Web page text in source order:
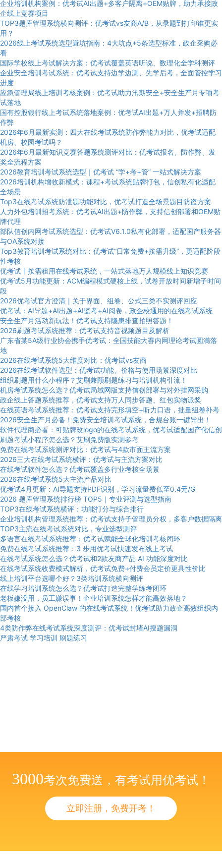
企业培训机构案例：优考试AI出题+多客户隔离+OEM贴牌，助力承接政
企线上竞赛项目
TOP3题库管理系统横向测评：优考试vs友商A/B，从录题到打印谁更实
用？
2026线上考试系统选型避坑指南：4大坑点+5条选型标准，政企采购必
看
国际学校线上考试解决方案：优考试覆盖英语听说、数理化全学科测评
企业安全培训考试系统：优考试支持边学边测、先学后考，全面管控学习
进度
应急管理局线上培训考核案例：优考试助力汛期安全+安全生产月专项考
试落地
国有控股银行线上考试系统落地案例：优考试AI出题+万人并发+招聘防
作弊
2026年6月最新实测：四大在线考试系统防作弊能力对比，优考试适配
机房、校园考试吗？
2026年6月最新知识竞赛答题系统测评对比：优考试报名、防作弊、发
奖全流程方案
2026教育培训考试系统选型｜优考试 “学+考+管” 一站式解决方案
2026培训机构增收新模式：课程+考试系统贴牌打包，信创私有化适配
全场景
Top3在线考试系统防泄题功能对比，优考试打造全场景题目防盗方案
人力外包培训招考系统：优考试AI出题+防作弊，支持信创部署和OEM贴
牌代理
部队信创内网考试系统选型：优考试V6.1.0私有化部署，适配国产服务器
与OA系统对接
Top3教育培训考试系统对比：优考试“日常免费+按需升级”，更适配阶段
性考核
优考试丨按需租用在线考试系统，一站式落地万人规模线上知识竞赛
优考试5月功能更新：ACM编程模式硬核上线，试卷开放时间新增子时间
段
2026优考试官方澄清｜关于界面、组卷、公式三类不实测评回应
优考试：AI导题+AI出题+AI监考+AI阅卷，政企校通用的在线考试系统
安全生产月活动新玩法！优考试支持隐患排查拍照答题！
2026刷题考试系统推荐：优考试支持音视频题目及解析
广东省某5A级行业协会携手优考试：全国技能大赛内网理论考试圆满落
地
2026在线考试系统5大维度对比：优考试vs友商
2026在线考试软件选型：优考试功能、价格与使用场景深度对比
组织刷题用什么小程序？艾刷兼顾刷题练习与培训机构引流！
机房考试系统怎么选？优考试局域网版支持信创部署与对外挂网采购
政企线上答题系统推荐，优考试支持万人同步答题、红包实物派奖
在线英语考试系统推荐：优考试支持完形填空+听力口语，批量组卷补考
2026安全生产月必备！免费安全培训考试系统，合规台账一键导出！
软件代理商必看：可贴牌改logo的在线考试系统，优考试适配国产化信创
刷题考试小程序怎么选？艾刷免费版实测参考
免费在线考试系统测评对比：优考试与4款市面主流方案
2026三大在线考试系统横评：优考试与主流方案对比
在线考试软件怎么选？优考试覆盖多行业考核全场景
2026在线考试系统5大主流产品对比
优考试4月更新：AI导题支持PDF识别，学习流量费低至0.4元/G
2026 题库管理系统排行榜 TOP5｜专业评测与选型指南
TOP3在线考试系统横评：功能打分与综合排行
企业培训机构管理系统推荐：优考试支持子管理员分权，多客户数据隔离
TOP3主流在线考试系统对比，专业选型测评
多语言在线考试系统推荐：优考试赋能全球化培训考核闭环
免费在线考试系统推荐：3 步用优考试快速发布线上考试
在线考试系统怎么选？优考试和2款友商产品 AI 功能深度对比
在线考试系统收费模式解析，优考试免费+付费会员定价更具性价比
线上培训平台选哪个好？3类培训系统横向测评
在线学习培训系统怎么选？优考试打造完整学练考闭环
老板嫌没用，员工嫌误事！企业培训系统怎样才能高效落地？
国内首个接入 OpenClaw 的在线考试系统！优考试助力政企高效组织内
部考核
4类防作弊在线考试系统深度测评：优考试封堵AI搜题漏洞
严肃考试 学习培训 刷题练习
3000考次免费送，有考试用优考试！
立即注册，免费开考！